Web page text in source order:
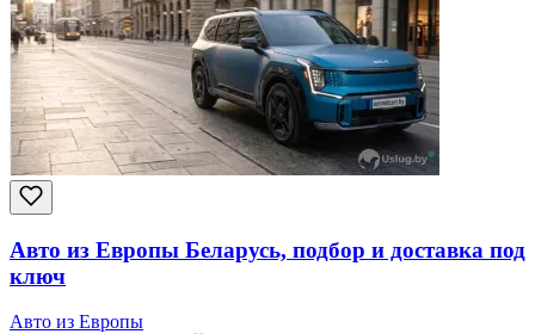
Авто из Европы Беларусь, подбор и доставка под
ключ
Авто из Европы